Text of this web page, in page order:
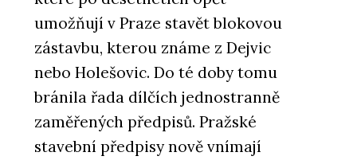
umožňují v Praze stavět blokovou
zástavbu, kterou známe z Dejvic
nebo Holešovic. Do té doby tomu
bránila řada dílčích jednostranně
zaměřených předpisů. Pražské
stavební předpisy nově vnímají